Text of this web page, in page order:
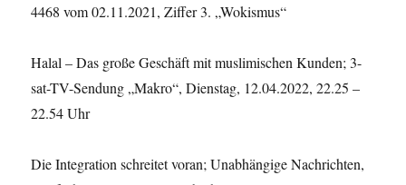
4468 vom 02.11.2021, Ziffer 3. „Wokismus“
Halal – Das große Geschäft mit muslimischen Kunden; 3-
sat-TV-Sendung „Makro“, Dienstag, 12.04.2022, 22.25 –
22.54 Uhr
Die Integration schreitet voran; Unabhängige Nachrichten,